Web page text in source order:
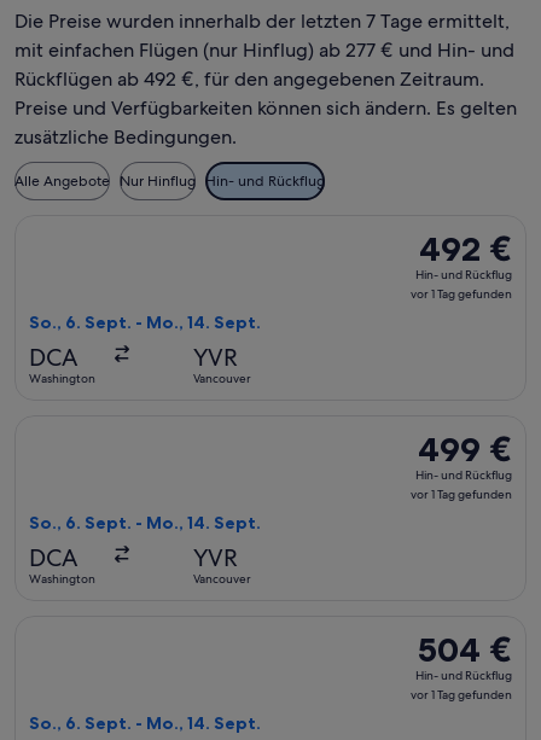
Die Preise wurden innerhalb der letzten 7 Tage ermittelt,
mit einfachen Flügen (nur Hinflug) ab 277 € und Hin- und
Rückflügen ab 492 €, für den angegebenen Zeitraum.
Preise und Verfügbarkeiten können sich ändern. Es gelten
zusätzliche Bedingungen.
Alle Angebote Nur Hinflug Hin- und Rückflug
492 €
Hin-
und
492 €
Hin- und Rückflug
vor 1 Tag gefunden
So., 6. Sept. - Mo., 14. Sept.
DCA
Washington
YVR
Vancouver
499 €
Hin-
und
499 €
Hin- und Rückflug
vor 1 Tag gefunden
So., 6. Sept. - Mo., 14. Sept.
DCA
Washington
YVR
Vancouver
504 €
Hin-
und
504 €
Hin- und Rückflug
vor 1 Tag gefunden
So., 6. Sept. - Mo., 14. Sept.